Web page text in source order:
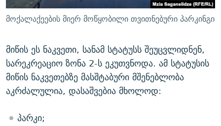
მოქალაქეების მიერ მოწყობილი თვითნებური პარკინგი
მიწის ეს ნაკვეთი, სანამ სტატუსს შეუცვლიდნენ,
სარეკრეაციო ზონა 2-ს ეკუთვნოდა. ამ სტატუსის
მიწის ნაკვეთებზე მასშტაბური მშენებლობა
აკრძალულია, დასაშვებია მხოლოდ:
პარკი;